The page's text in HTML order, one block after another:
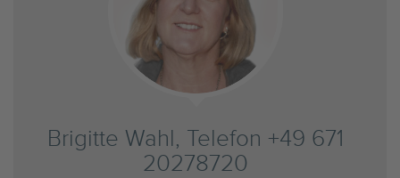
Brigitte Wahl, Telefon +49 671
20278720